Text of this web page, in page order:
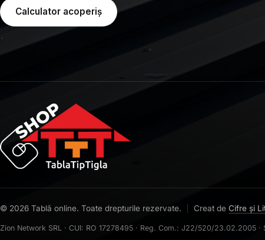
Calculator acoperiș
© 2026 Tablă online. Toate drepturile rezervate. Creat de Cifre și
Zion Network SRL · CUI: RO 17278495 · Reg. Com.: J22/520/23.02.2005